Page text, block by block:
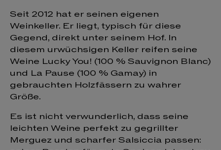
Seit 2012 hat er seinen eigenen
Weinkeller. Er liegt, typisch für diese
Gegend, direkt unter seinem Hof. In
diesem urwüchsigen Keller reifen seine
Weine Lucky You! (100 % Sauvignon Blanc)
und La Pause (100 % Gamay) in
gebrauchten Holzfässern zu wahrer
Größe.
Es ist nicht verwunderlich, dass seine
leichten Weine perfekt zu gegrillter
Merguez und scharfer Salsiccia passen: